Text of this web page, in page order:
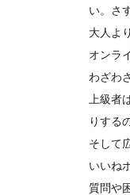
い。さ
大人よ
オンラ
わざわ
上級者
りする
そして
いいね
質問や